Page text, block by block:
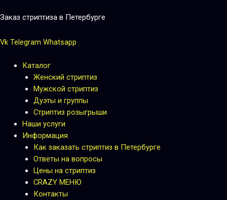
к
Заказ стриптиза в Петербурге
Vk Telegram Whatsapp
Каталог
Женский стриптиз
Мужской стриптиз
Дуэты и группы
Стриптиз розыгрыши
Наши услуги
Информация
Как заказать стриптиз в Петербурге
Ответы на вопросы
Цены на стриптиз
CRAZY МЕНЮ
Контакты